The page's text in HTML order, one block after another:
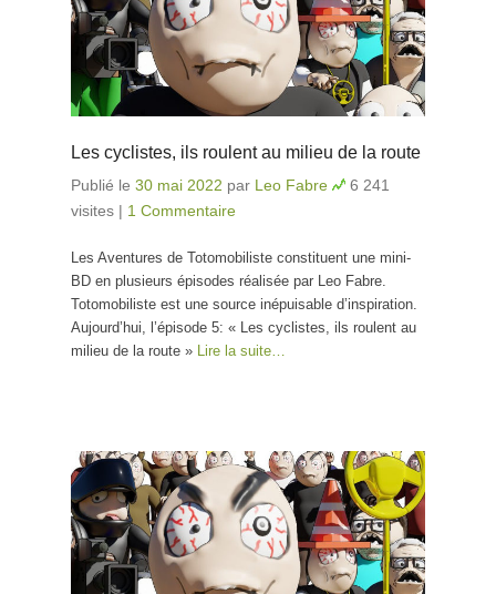
Les cyclistes, ils roulent au milieu de la route
Publié le 30 mai 2022 par Leo Fabre
6 241
visites | 1 Commentaire
Les Aventures de Totomobiliste constituent une mini-
BD en plusieurs épisodes réalisée par Leo Fabre.
Totomobiliste est une source inépuisable d’inspiration.
Aujourd’hui, l’épisode 5: « Les cyclistes, ils roulent au
milieu de la route »
Lire la suite…